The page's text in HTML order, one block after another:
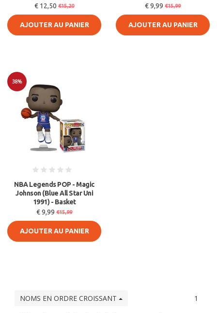
€ 12,50 €15,20
AJOUTER AU PANIER
€ 9,99 €15,99
AJOUTER AU PANIER
38%
NBA Legends POP - Magic
Johnson (Blue All Star Uni
1991) - Basket
€ 9,99 €15,99
AJOUTER AU PANIER
NOMS EN ORDRE CROISSANT 1